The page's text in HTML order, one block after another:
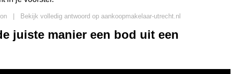
Bekijk volledig antwoord op aankoopmakelaar-utrecht.nl
juiste manier een bod uit een